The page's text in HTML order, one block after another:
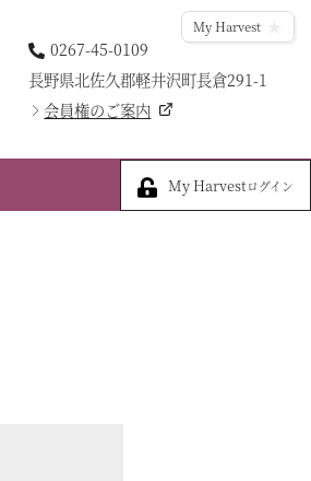
0267-45-0109
長野県北佐久郡軽井沢町長倉291-1
会員権のご案内
My Harvest
My Harvestログイン